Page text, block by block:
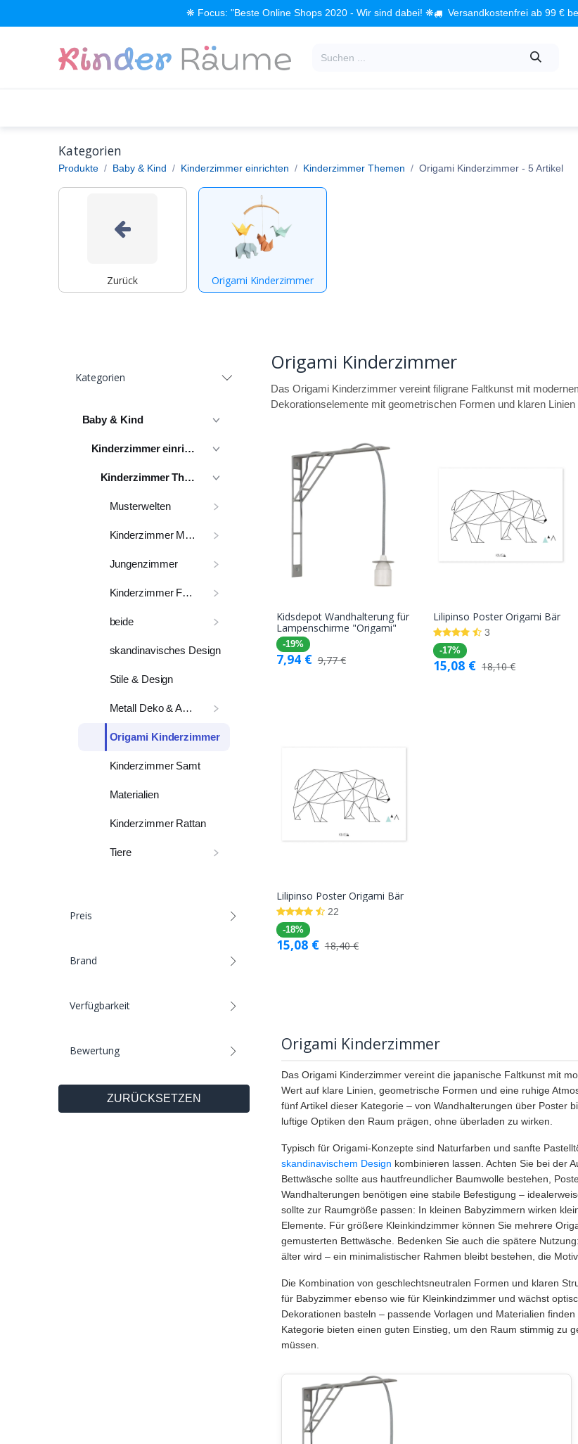
❋ Focus: "Beste Online Shops 2020 - Wir sind dabei! ❋ Versandkostenfrei ab 99 €
Kategorien
Produkte Baby & Kind Kinderzimmer einrichten Kinderzimmer Themen Origami Kinderzimmer- 5 Artikel
Zurück Origami Kinderzimmer
Kategorien
Baby & Kind
Kinderzimmer einrichten
Kinderzimmer Themen
Musterwelten
Kinderzimmer Mädchen
Jungenzimmer
Kinderzimmer Farben
beide
skandinavisches Design
Stile & Design
Metall Deko & Accessoires
Origami Kinderzimmer
Kinderzimmer Samt
Materialien
Kinderzimmer Rattan
Tiere
Preis
Brand
Verfügbarkeit
Bewertung
ZURÜCKSETZEN
Origami Kinderzimmer
Das Origami Kinderzimmer vereint filigrane Faltkunst mit
Dekorationselemente mit geometrischen Formen und klaren
In den
Kidsdepot Wandhalterung für
Lampenschirme "Origami"
-19%
7,94€ 9,77€
In den
Lilipinso Poster Origami Bär
3
-17%
15,08€ 18,10€
In den
Lilipinso Poster Origami Bär
22
-18%
15,08€ 18,40€
Origami Kinderzimmer
Das Origami Kinderzimmer vereint die japanische Faltkunst mit
Wert auf klare Linien, geometrische Formen und eine ruhige
fünf Artikel dieser Kategorie – von Wandhalterungen über Poster
luftige Optiken den Raum prägen, ohne überladen zu wirken.
Typisch für Origami-Konzepte sind Naturfarben und sanfte
skandinavischem Design kombinieren lassen. Achten Sie bei der
Bettwäsche sollte aus hautfreundlicher Baumwolle bestehen,
Wandhalterungen benötigen eine stabile Befestigung –
sollte zur Raumgröße passen: In kleinen Babyzimmern wirken
Elemente. Für größere Kleinkindzimmer können Sie mehrere
gemusterten Bettwäsche. Bedenken Sie auch die spätere
älter wird – ein minimalistischer Rahmen bleibt bestehen, die
Die Kombination von geschlechtsneutralen Formen und klaren
für Babyzimmer ebenso wie für Kleinkindzimmer und wächst
Dekorationen basteln – passende Vorlagen und Materialien
Kategorie bieten einen guten Einstieg, um den Raum stimmig zu
müssen.